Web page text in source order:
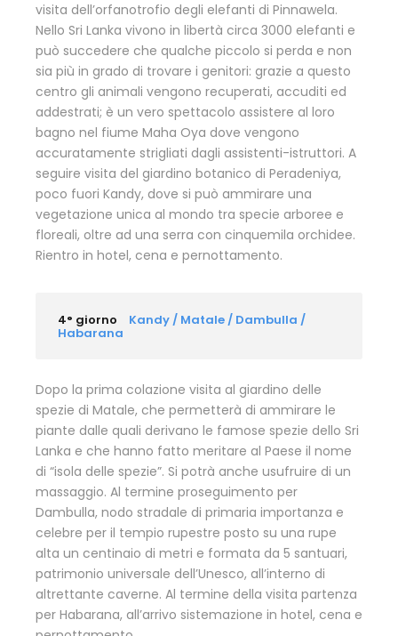
visita dell’orfanotrofio degli elefanti di Pinnawela.
Nello Sri Lanka vivono in libertà circa 3000 elefanti e
può succedere che qualche piccolo si perda e non
sia più in grado di trovare i genitori: grazie a questo
centro gli animali vengono recuperati, accuditi ed
addestrati; è un vero spettacolo assistere al loro
bagno nel fiume Maha Oya dove vengono
accuratamente strigliati dagli assistenti-istruttori. A
seguire visita del giardino botanico di Peradeniya,
poco fuori Kandy, dove si può ammirare una
vegetazione unica al mondo tra specie arboree e
floreali, oltre ad una serra con cinquemila orchidee.
Rientro in hotel, cena e pernottamento.
4° giorno Kandy / Matale / Dambulla /
Habarana
Dopo la prima colazione visita al giardino delle
spezie di Matale, che permetterà di ammirare le
piante dalle quali derivano le famose spezie dello Sri
Lanka e che hanno fatto meritare al Paese il nome
di “isola delle spezie”. Si potrà anche usufruire di un
massaggio. Al termine proseguimento per
Dambulla, nodo stradale di primaria importanza e
celebre per il tempio rupestre posto su una rupe
alta un centinaio di metri e formata da 5 santuari,
patrimonio universale dell’Unesco, all’interno di
altrettante caverne. Al termine della visita partenza
per Habarana, all’arrivo sistemazione in hotel, cena e